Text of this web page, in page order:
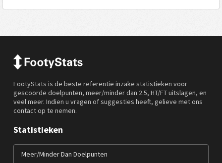
FootyStats is de beste referentie inzake statistieken voor
gescoorde doelpunten, meer/minder dan 2.5, HT/FT uitslagen, en
veel meer. Indien u vragen of suggesties heeft, gelieve met ons
contact op te nemen.
Statistieken
Meer/Minder Dan Doelpunten